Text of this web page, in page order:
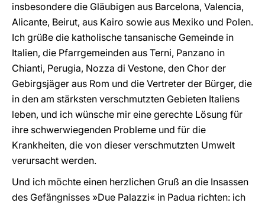
insbesondere die Gläubigen aus Barcelona, Valencia,
Alicante, Beirut, aus Kairo sowie aus Mexiko und Polen.
Ich grüße die katholische tansanische Gemeinde in
Italien, die Pfarrgemeinden aus Terni, Panzano in
Chianti, Perugia, Nozza di Vestone, den Chor der
Gebirgsjäger aus Rom und die Vertreter der Bürger, die
in den am stärksten verschmutzten Gebieten Italiens
leben, und ich wünsche mir eine gerechte Lösung für
ihre schwerwiegenden Probleme und für die
Krankheiten, die von dieser verschmutzten Umwelt
verursacht werden.
Und ich möchte einen herzlichen Gruß an die Insassen
des Gefängnisses »Due Palazzi« in Padua richten: ich